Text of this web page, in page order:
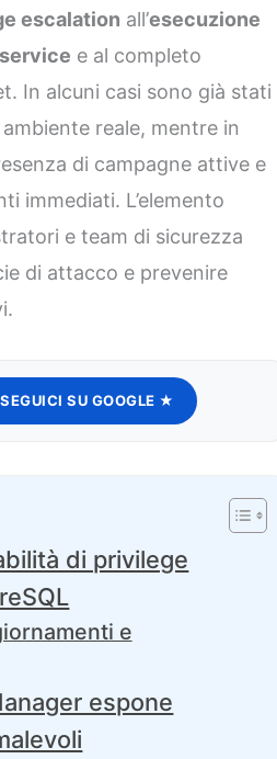
escalation all’esecuzione
e al completo
In alcuni casi sono già stati
reale, mentre in
di campagne attive e
immediati. L’elemento
e team di sicurezza
di attacco e prevenire
SEGUICI SU GOOGLE ★
di privilege
e
espone